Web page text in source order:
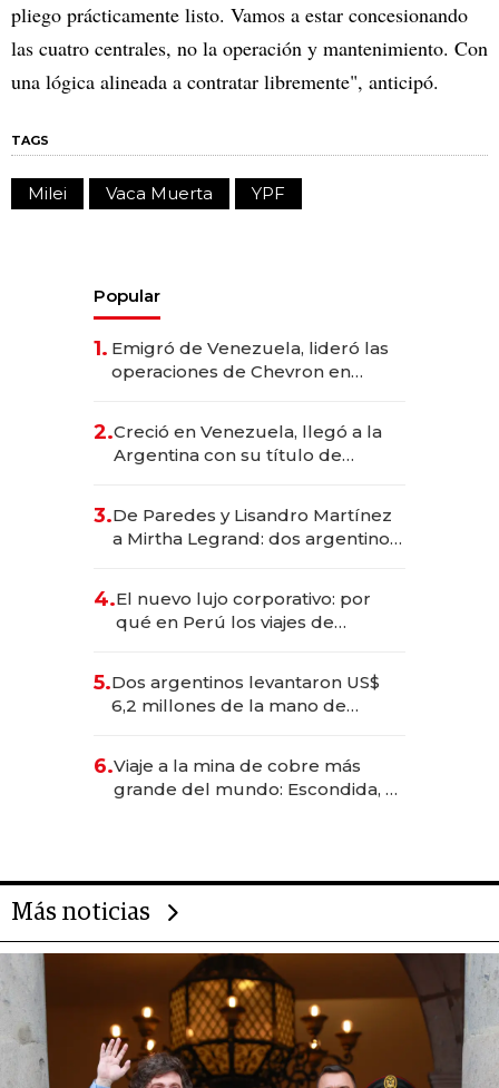
pliego prácticamente listo. Vamos a estar concesionando
las cuatro centrales, no la operación y mantenimiento. Con
una lógica alineada a contratar libremente", anticipó.
TAGS
Milei Vaca Muerta YPF
Popular
1. Emigró de Venezuela, lideró las
operaciones de Chevron en
2.Creció en Venezuela, llegó a la
Argentina con su título de
las marcas "fast premium"
3.De Paredes y Lisandro Martínez
a Mirtha Legrand: dos argentinos
4.El nuevo lujo corporativo: por
qué en Perú los viajes de
para convertirse en experiencias
transformadoras
5.Dos argentinos levantaron US$
6,2 millones de la mano de
6.Viaje a la mina de cobre más
grande del mundo: Escondida, el
Más noticias